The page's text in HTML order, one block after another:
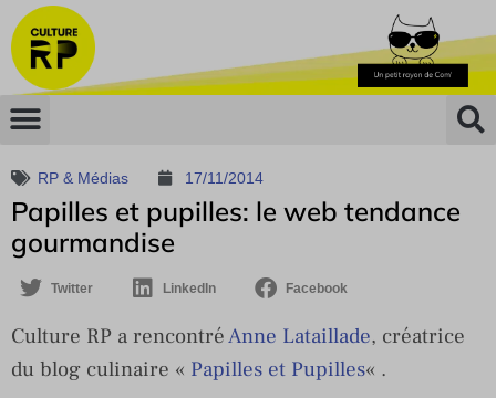
RP & Médias 17/11/2014
Papilles et pupilles: le web tendance
gourmandise
Twitter LinkedIn Facebook
Culture RP a rencontréAnne Lataillade, créatrice
du blog culinaire « Papilles et Pupilles« .